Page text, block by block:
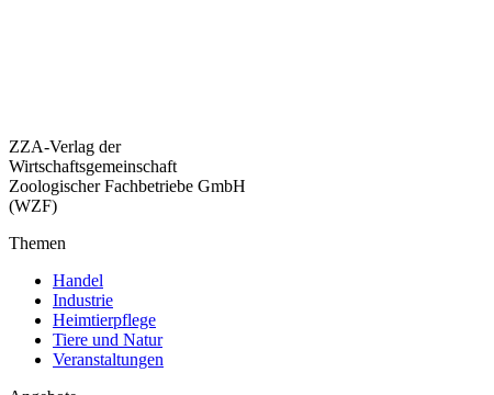
ZZA-Verlag der
Wirtschaftsgemeinschaft
Zoologischer Fachbetriebe GmbH
(WZF)
Themen
Handel
Industrie
Heimtierpflege
Tiere und Natur
Veranstaltungen